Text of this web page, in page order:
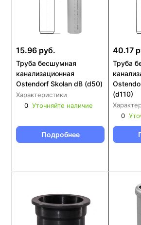
15.96 руб.
Труба бесшумная
канализационная
Ostendorf Skolan dB (d50)
Характеристики
0 Уточняйте наличие
Подробнее
40.17
Труба
(d110)
0